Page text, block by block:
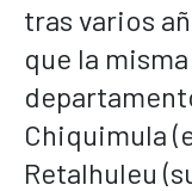
tras varios
que la
Chiquimula
Retalhuleu